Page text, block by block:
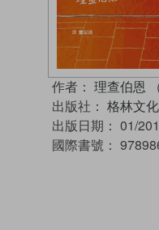
作者： 理查伯恩
出版社： 格林文化
出版日期： 01/
國際書號：